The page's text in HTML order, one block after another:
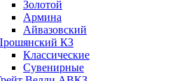
Золотой
Армина
Айвазовский
КЗ
Классические
Сувенирные